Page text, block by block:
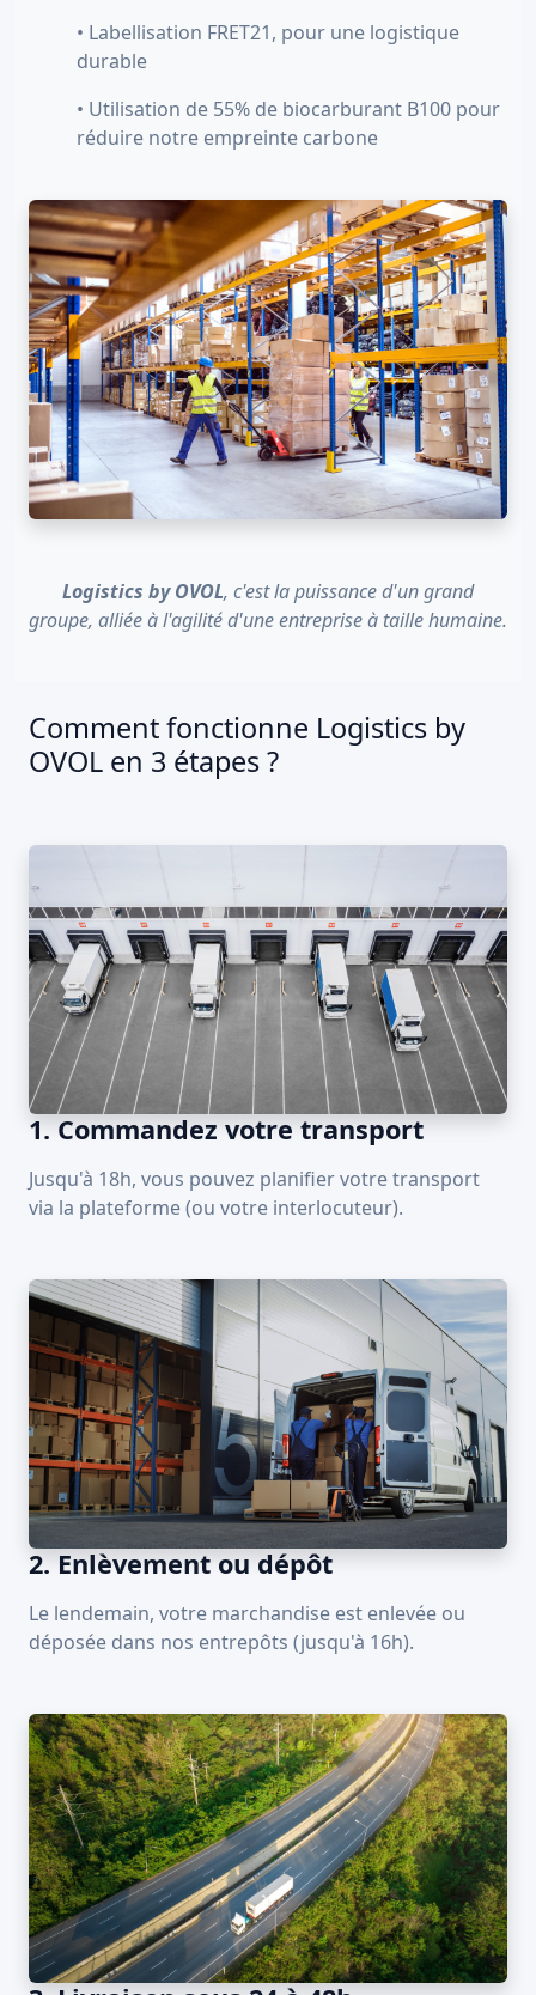
• Labellisation FRET21, pour une logistique
durable
• Utilisation de 55% de biocarburant B100 pour
réduire notre empreinte carbone
Logistics by OVOL, c'est la puissance d'un grand
groupe, alliée à l'agilité d'une entreprise à taille humaine.
Comment fonctionne Logistics by
OVOL en 3 étapes ?
1. Commandez votre transport
Jusqu'à 18h, vous pouvez planifier votre transport
via la plateforme (ou votre interlocuteur).
2. Enlèvement ou dépôt
Le lendemain, votre marchandise est enlevée ou
déposée dans nos entrepôts (jusqu'à 16h).